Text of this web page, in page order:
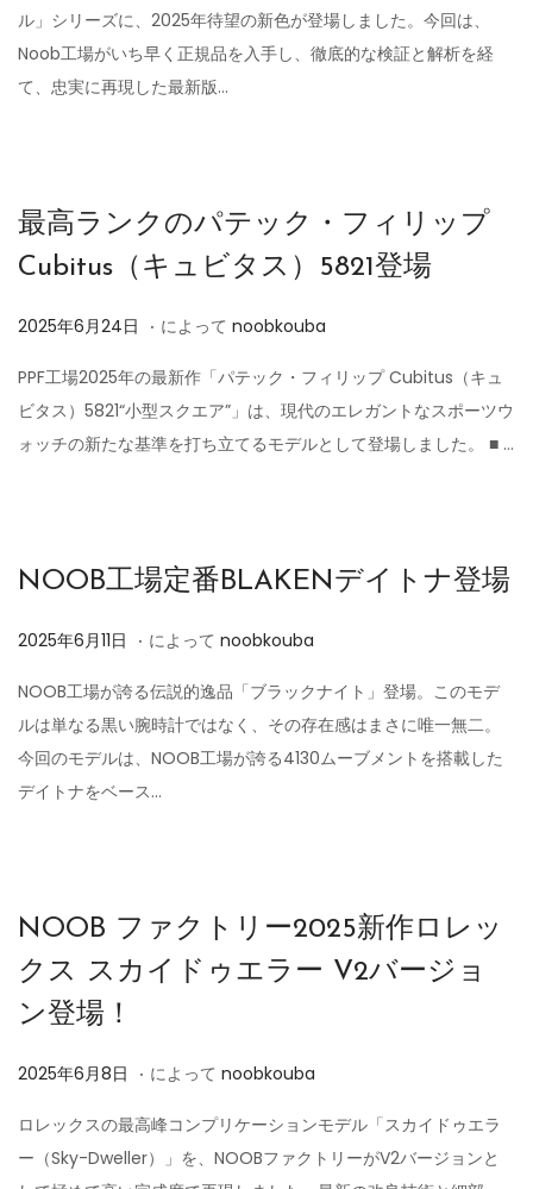
5
年
6
日
ル」シリーズに、2025年待望の新色が登場しました。今回は、
Noob工場がいち早く正規品を入手し、徹底的な検証と解析を経
て、忠実に再現した最新版…
最高ランクのパテック・フィリップ
Cubitus（キュビタス）5821登場
投
日
2025年6月24日 2
2
5
年
4
. によって noobkouba
PPF工場2025年の最新作「パテック・フィリップ Cubitus（キュ
ビタス）5821“小型スクエア”」は、現代のエレガントなスポーツウ
ォッチの新たな基準を打ち立てるモデルとして登場しました。 ■ …
NOOB工場定番BLAKENデイトナ登場
投
日
2025年6月11日 2
2
5
年
6
日
. によって noobkouba
NOOB工場が誇る伝説的逸品「ブラックナイト」登場。このモデ
ルは単なる黒い腕時計ではなく、その存在感はまさに唯一無二。
今回のモデルは、NOOB工場が誇る4130ムーブメントを搭載した
デイトナをベース…
NOOB ファクトリー2025新作ロレッ
クス スカイドゥエラー V2バージョ
ン登場！
投
日
2025年6月8日 2
2
5
. によって noobkouba
ロレックスの最高峰コンプリケーションモデル「スカイドゥエラ
ー（Sky-Dweller）」を、NOOBファクトリーがV2バージョンと